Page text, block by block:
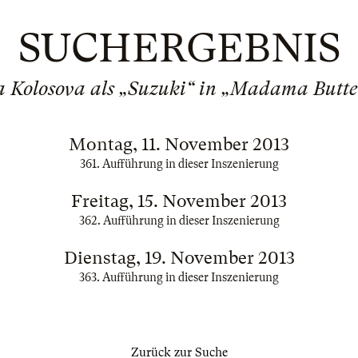
SUCHERGEBNIS
Kolosova als „Suzuki“ in „Madama
Montag, 11. November 2013
361. Aufführung in dieser Inszenierung
Freitag, 15. November 2013
362. Aufführung in dieser Inszenierung
Dienstag, 19. November 2013
363. Aufführung in dieser Inszenierung
Zurück zur Suche